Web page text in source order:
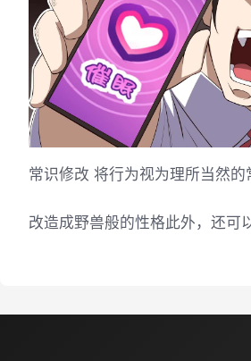
常识修改 将行为视为理所当然的
改造成野兽般的性格此外，还可